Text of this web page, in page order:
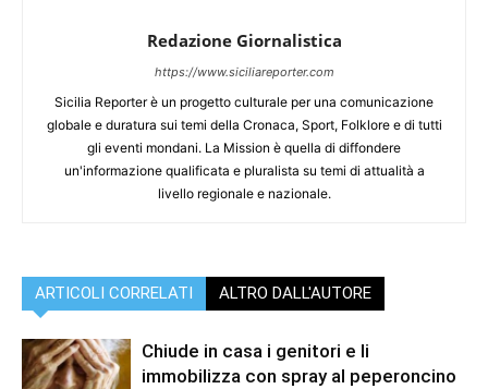
Redazione Giornalistica
https://www.siciliareporter.com
Sicilia Reporter è un progetto culturale per una comunicazione
globale e duratura sui temi della Cronaca, Sport, Folklore e di tutti
gli eventi mondani. La Mission è quella di diffondere
un'informazione qualificata e pluralista su temi di attualità a
livello regionale e nazionale.
ARTICOLI CORRELATI ALTRO DALL'AUTORE
Chiude in casa i genitori e li
immobilizza con spray al peperoncino